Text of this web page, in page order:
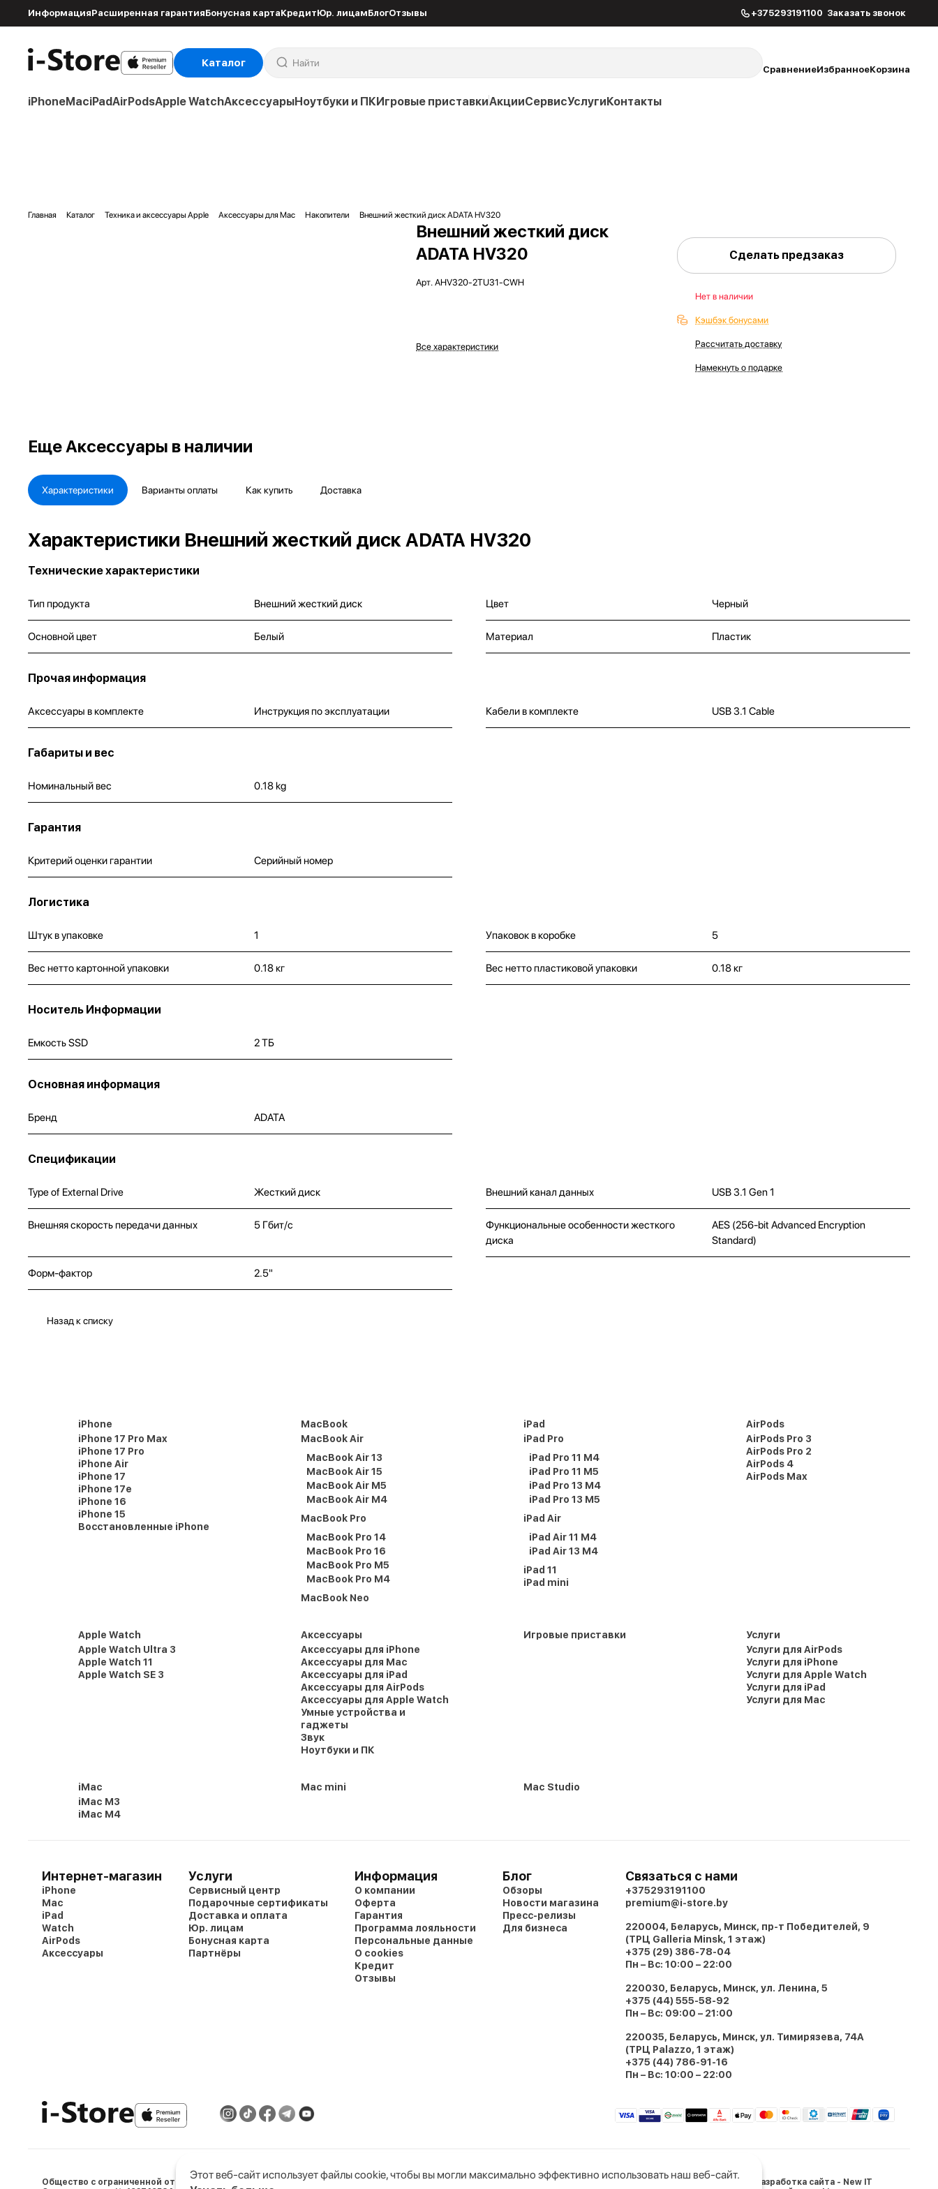
ИнформацияРасширенная гарантияБонусная картаКредитЮр. лицамБлогОтзывы +375293191100 Заказать звонок
Каталог
СравнениеИзбранноеКорзина
iPhoneMaciPadAirPodsApple WatchАксессуарыНоутбуки и ПКИгровые приставкиАкцииСервисУслугиКонтакты
Главная Каталог Техника и аксессуары Apple Аксессуары для Mac Накопители Внешний жесткий диск ADATA HV320
Внешний жесткий диск
ADATA HV320
Арт.AHV320-2TU31-CWH
Все характеристики
Сделать предзаказ
Нет в наличии
Кэшбэк бонусами
Рассчитать доставку
Намекнуть о подарке
Еще Аксессуары в наличии
Характеристики Варианты оплаты Как купить Доставка
Характеристики Внешний жесткий диск ADATA HV320
Технические характеристики
Тип продукта Внешний жесткий диск Цвет Черный
Основной цвет Белый Материал Пластик
Прочая информация
Аксессуары в комплекте Инструкция по эксплуатации Кабели в комплекте USB 3.1 Cable
Габариты и вес
Номинальный вес 0.18 kg
Гарантия
Критерий оценки гарантии Серийный номер
Логистика
Штук в упаковке 1 Упаковок в коробке 5
Вес нетто картонной упаковки 0.18 кг Вес нетто пластиковой упаковки 0.18 кг
Носитель Информации
Емкость SSD 2 ТБ
Основная информация
Бренд ADATA
Спецификации
Type of External Drive Жесткий диск Внешний канал данных USB 3.1 Gen 1
Внешняя скорость передачи данных 5 Гбит/с
Функциональные особенности жесткого
диска
AES (256-bit Advanced Encryption
Standard)
Форм-фактор 2.5"
Назад к списку
iPhone
iPhone 17 Pro Max
iPhone 17 Pro
iPhone Air
iPhone 17
iPhone 17e
iPhone 16
iPhone 15
Восстановленные iPhone
MacBook
MacBook Air
MacBook Air 13
MacBook Air 15
MacBook Air M5
MacBook Air M4
MacBook Pro
MacBook Pro 14
MacBook Pro 16
MacBook Pro M5
MacBook Pro M4
MacBook Neo
iPad
iPad Pro
iPad Pro 11 M4
iPad Pro 11 M5
iPad Pro 13 M4
iPad Pro 13 M5
iPad Air
iPad Air 11 M4
iPad Air 13 M4
iPad 11
iPad mini
AirPods
AirPods Pro 3
AirPods Pro 2
AirPods 4
AirPods Max
Apple Watch
Apple Watch Ultra 3
Apple Watch 11
Apple Watch SE 3
Аксессуары
Аксессуары для iPhone
Аксессуары для Mac
Аксессуары для iPad
Аксессуары для AirPods
Аксессуары для Apple Watch
Умные устройства и
гаджеты
Звук
Ноутбуки и ПК
Игровые приставки
Услуги
Услуги для AirPods
Услуги для iPhone
Услуги для Apple Watch
Услуги для iPad
Услуги для Mac
iMac
iMac M3
iMac M4
Mac mini Mac Studio
Интернет-магазин
iPhone
Mac
iPad
Watch
AirPods
Аксессуары
Услуги
Сервисный центр
Подарочные сертификаты
Доставка и оплата
Юр. лицам
Бонусная карта
Партнёры
Информация
О компании
Оферта
Гарантия
Программа лояльности
Персональные данные
О cookies
Кредит
Отзывы
Блог
Обзоры
Новости магазина
Пресс-релизы
Для бизнеса
Связаться с нами
+375293191100
premium@i-store.by
220004, Беларусь, Минск, пр-т Победителей, 9
(ТРЦ Galleria Minsk, 1 этаж)
+375 (29) 386-78-04
Пн – Вс: 10:00 – 22:00
220030, Беларусь, Минск, ул. Ленина, 5
+375 (44) 555-58-92
Пн – Вс: 09:00 – 21:00
220035, Беларусь, Минск, ул. Тимирязева, 74A
(ТРЦ Palazzo, 1 этаж)
+375 (44) 786-91-16
Пн – Вс: 10:00 – 22:00
Общество с ограниченной ответственностью «АйСтор Плюс»
Разработка сайта - New IT
Этот веб-сайт использует файлы cookie, чтобы вы могли максимально эффективно использовать наш веб-сайт.